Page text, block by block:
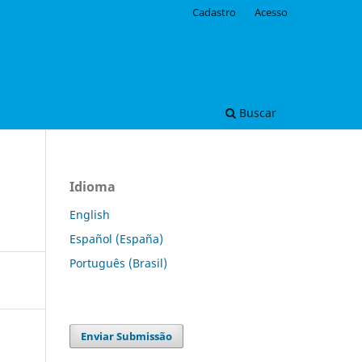
Buscar
Cadastro Acesso
Idioma
English
Español (España)
Português (Brasil)
Enviar Submissão